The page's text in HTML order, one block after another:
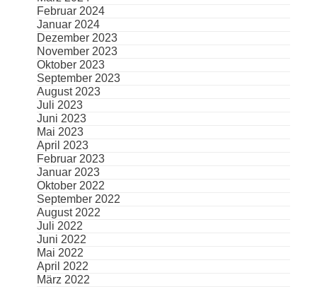
Februar 2024
Januar 2024
Dezember 2023
November 2023
Oktober 2023
September 2023
August 2023
Juli 2023
Juni 2023
Mai 2023
April 2023
Februar 2023
Januar 2023
Oktober 2022
September 2022
August 2022
Juli 2022
Juni 2022
Mai 2022
April 2022
März 2022